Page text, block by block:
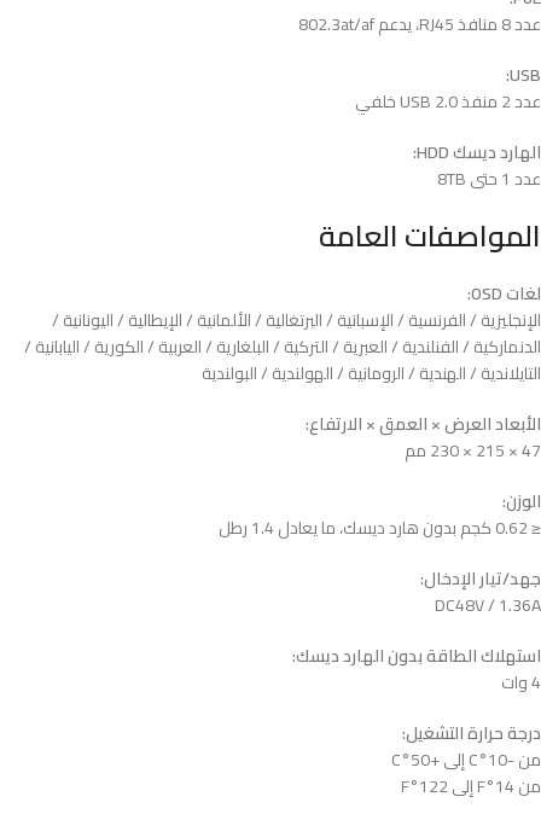
عدد 8 منافذ RJ45، يدعم 802.3at/af
USB:
عدد 2 منفذ USB 2.0 خلفي
الهارد ديسك HDD:
عدد 1 حتى 8TB
المواصفات العامة
لغات OSD:
الإنجليزية / الفرنسية / الإسبانية / البرتغالية / الألمانية / الإيطالية / اليونانية /
الدنماركية / الفنلندية / العبرية / التركية / البلغارية / العربية / الكورية / اليابانية /
التايلاندية / الهندية / الرومانية / الهولندية / البولندية
الأبعاد العرض × العمق × الارتفاع:
47 × 215 × 230 مم
الوزن:
≤ 0.62 كجم بدون هارد ديسك، ما يعادل 1.4 رطل
جهد/تيار الإدخال:
DC48V / 1.36A
استهلاك الطاقة بدون الهارد ديسك:
4 وات
درجة حرارة التشغيل:
من -10°C إلى +50°C
من 14°F إلى 122°F